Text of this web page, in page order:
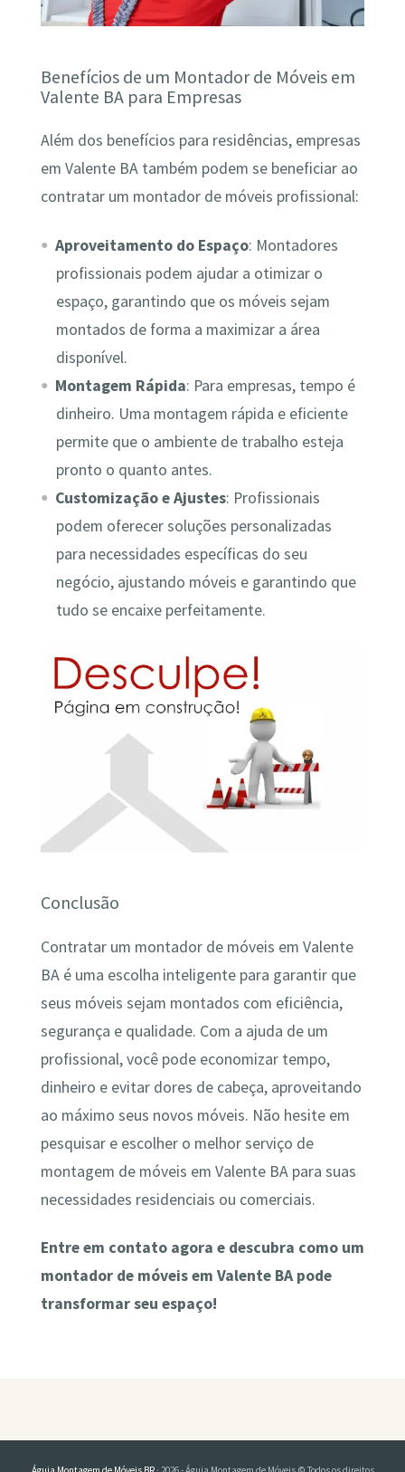
Benefícios de um Montador de Móveis em
Valente BA para Empresas
Além dos benefícios para residências, empresas
em Valente BA também podem se beneficiar ao
contratar um montador de móveis profissional:
Aproveitamento do Espaço: Montadores
profissionais podem ajudar a otimizar o
espaço, garantindo que os móveis sejam
montados de forma a maximizar a área
disponível.
Montagem Rápida: Para empresas, tempo é
dinheiro. Uma montagem rápida e eficiente
permite que o ambiente de trabalho esteja
pronto o quanto antes.
Customização e Ajustes: Profissionais
podem oferecer soluções personalizadas
para necessidades específicas do seu
negócio, ajustando móveis e garantindo que
tudo se encaixe perfeitamente.
Conclusão
Contratar um montador de móveis em Valente
BA é uma escolha inteligente para garantir que
seus móveis sejam montados com eficiência,
segurança e qualidade. Com a ajuda de um
profissional, você pode economizar tempo,
dinheiro e evitar dores de cabeça, aproveitando
ao máximo seus novos móveis. Não hesite em
pesquisar e escolher o melhor serviço de
montagem de móveis em Valente BA para suas
necessidades residenciais ou comerciais.
Entre em contato agora e descubra como um
montador de móveis em Valente BA pode
transformar seu espaço!